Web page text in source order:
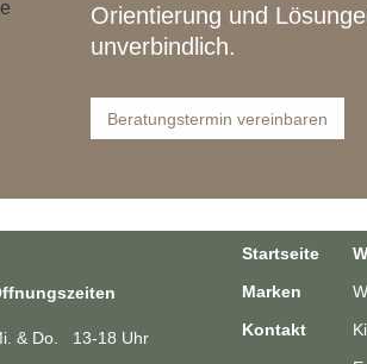
Orientierung und
unverbindlich.
Beratungstermin vereinbaren
& Do. 13-18 Uhr
Startseite
Marken
Kontakt